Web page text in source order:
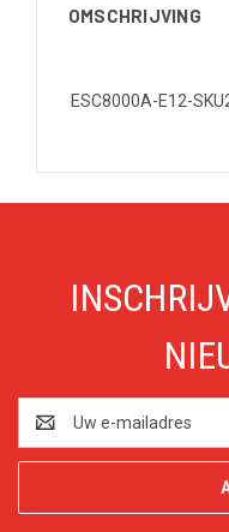
OMSCHRIJVING
ESC8000A-E12-
mailadres